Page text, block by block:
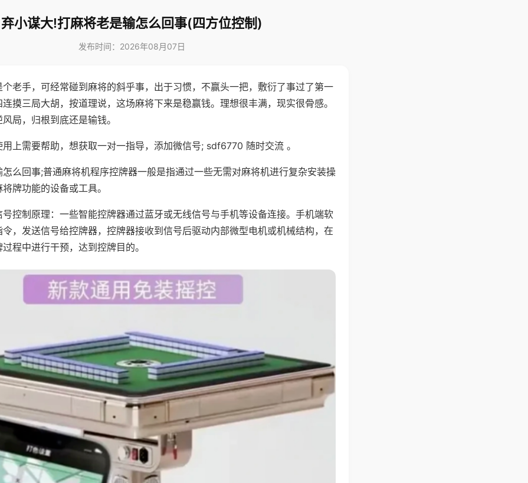
弃小谋大!打麻将老是输怎么回事(四方位控制)
发布时间：2026年08月07日
老手，可经常碰到麻将的斜乎事，出于习惯，不赢头一把，敷衍了事过了第一
摸三局大胡，按道理说，这场麻将下来是稳赢钱。理想很丰满，现实很骨感。
局，归根到底还是输钱。
上需要帮助，想获取一对一指导，添加微信号; sdf6770 随时交流 。
么回事;普通麻将机程序控牌器一般是指通过一些无需对麻将机进行复杂安装操
牌功能的设备或工具。
号控制原理：一些智能控牌器通过蓝牙或无线信号与手机等设备连接。手机端软
，发送信号给控牌器，控牌器接收到信号后驱动内部微型电机或机械结构，在
程中进行干预，达到控牌目的。